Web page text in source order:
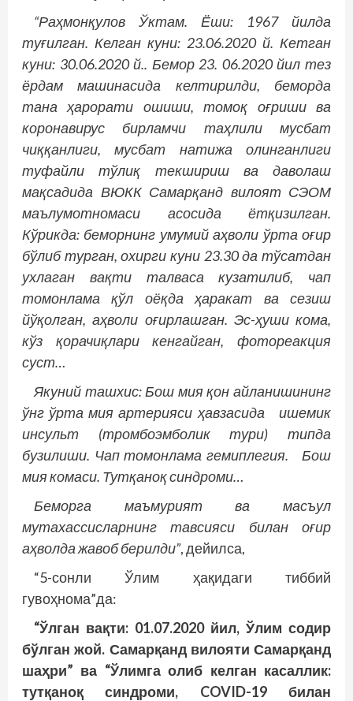
“Раҳмонқулов Ўктам. Ёши: 1967 йилда
туғилган. Келган куни: 23.06.2020 й. Кетган
куни: 30.06.2020 й.. Бемор 23. 06.2020 йил тез
ёрдам машинасида келтирилди, беморда
тана ҳарорати ошиши, томоқ оғриши ва
коронавирус бирламчи таҳлили мусбат
чиққанлиги, мусбат натижа олинганлиги
туфайли тўлиқ текшириш ва даволаш
мақсадида ВЮКК Самарқанд вилоят СЭОМ
маълумотномаси асосида ётқизилган.
Кўрикда: беморнинг умумий аҳволи ўрта оғир
бўлиб турган, охирги куни 23.30 да тўсатдан
ухлаган вақти талваса кузатилиб, чап
томонлама қўл оёқда ҳаракат ва сезиш
йўқолган, аҳволи оғирлашган. Эс-ҳуши кома,
кўз қорачиқлари кенгайган, фотореакция
суст…
Якуний ташхис: Бош мия қон айланишининг
ўнг ўрта мия артерияси ҳавзасида ишемик
инсульт (тромбоэмболик тури) типда
бузилиши. Чап томонлама гемиплегия. Бош
мия комаси. Тутқаноқ синдроми…
Беморга маъмурият ва масъул
мутахассисларнинг тавсияси билан оғир
аҳволда жавоб берилди”, дейилса,
“5-сонли Ўлим ҳақидаги тиббий
гувоҳнома”да:
“Ўлган вақти: 01.07.2020 йил, Ўлим содир
бўлган жой. Самарқанд вилояти Самарқанд
шаҳри” ва “Ўлимга олиб келган касаллик:
тутқаноқ синдроми, COVID-19 билан